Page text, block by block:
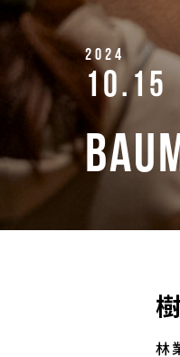
2024
10.15
林